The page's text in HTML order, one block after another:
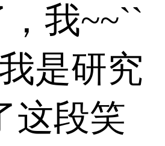
我~~``
是研究
这段笑